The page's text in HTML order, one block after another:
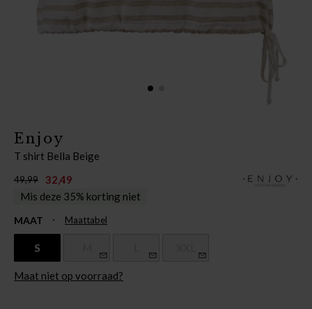
Enjoy
T shirt Bella Beige
49,99
32,49
Mis deze 35% korting niet
MAAT Maattabel
S
Maat niet op voorraad?